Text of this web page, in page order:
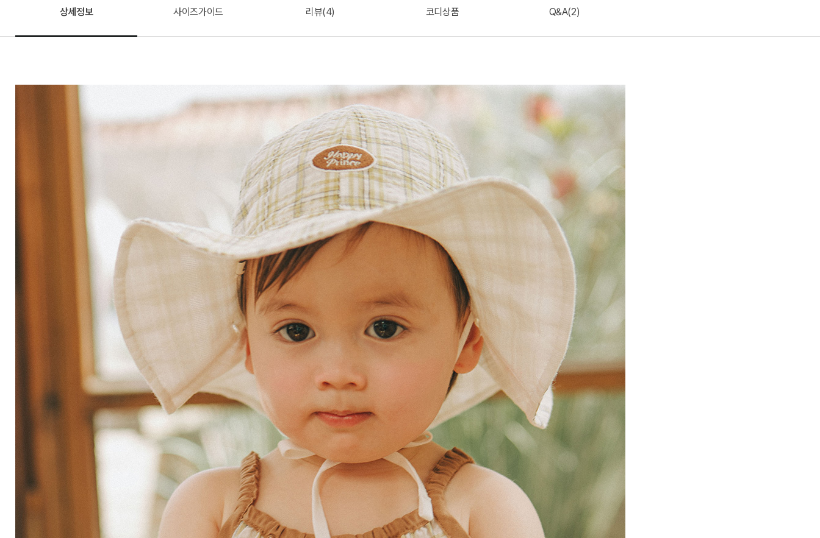
상세정보 사이즈가이드 리뷰(4) 코디상품 Q&A(2)